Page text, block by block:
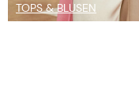
TOPS & BLUSEN